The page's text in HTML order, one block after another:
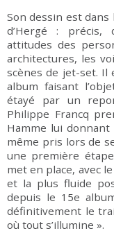
Son dessin est dans
d’Hergé : précis,
attitudes des
architectures, les
scènes de jet-set. Il
album faisant
étayé par un
Philippe Francq
Hamme lui donnant
même pris lors de
une première
met en place, avec
et la plus fluide
depuis le 15e
définitivement le
où tout s’illumine ».